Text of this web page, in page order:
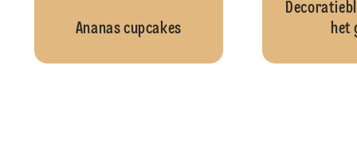
Ananas cupcakes
het